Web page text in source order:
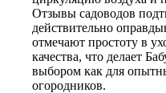
Отзывы садоводов
действительно
отмечают простоту в
качества, что делает
выбором как для
огородников.